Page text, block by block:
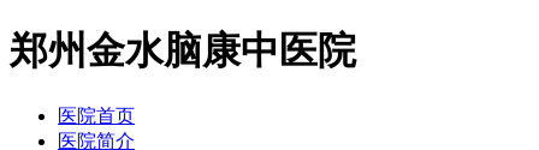
郑州金水脑康中医院
医院首页
医院简介